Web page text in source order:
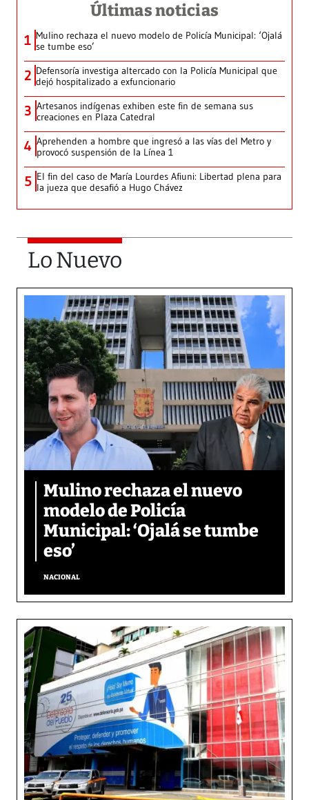
Últimas noticias
1 Mulino rechaza el nuevo modelo de Policía Municipal: ‘Ojalá
se tumbe eso’
2 Defensoría investiga altercado con la Policía Municipal que
dejó hospitalizado a exfuncionario
3 Artesanos indígenas exhiben este fin de semana sus
creaciones en Plaza Catedral
4 Aprehenden a hombre que ingresó a las vías del Metro y
provocó suspensión de la Línea 1
5 El fin del caso de María Lourdes Afiuni: Libertad plena para
la jueza que desafió a Hugo Chávez
Lo Nuevo
Mulino rechaza el nuevo
modelo de Policía
Municipal: ‘Ojalá se tumbe
eso’
NACIONAL